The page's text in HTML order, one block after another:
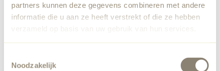
partners kunnen deze gegevens combineren met andere
informatie die u aan ze heeft verstrekt of die ze hebben
verzameld op basis van uw gebruik van hun services.
Noodzakelijk